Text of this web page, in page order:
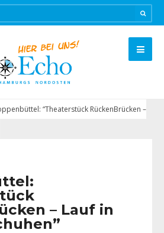
“Theaterstück RückenBrücken –
– Lauf in